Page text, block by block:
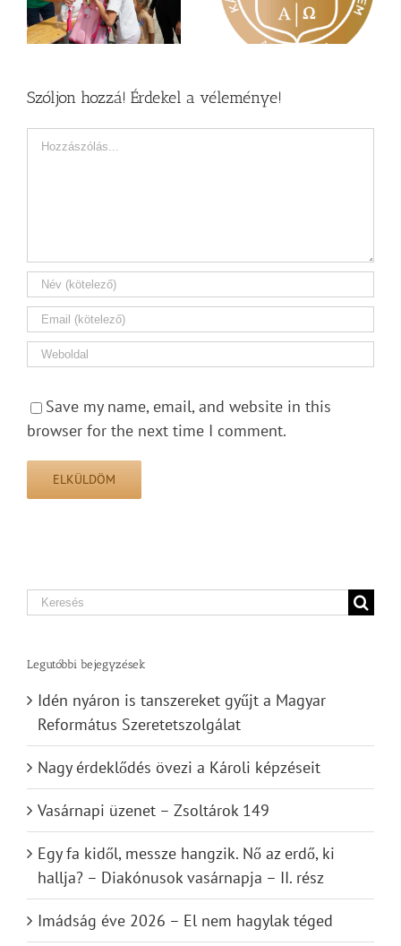
a Károli képzéseit
Zsoltárok 149
Szóljon hozzá! Érdekel a véleménye!
Hozzászólás
Save my name, email, and website in this
browser for the next time I comment.
Search
Legutóbbi bejegyzések
Idén nyáron is tanszereket gyűjt a Magyar
Református Szeretetszolgálat
Nagy érdeklődés övezi a Károli képzéseit
Vasárnapi üzenet – Zsoltárok 149
Egy fa kidől, messze hangzik. Nő az erdő, ki
hallja? – Diakónusok vasárnapja – II. rész
Imádság éve 2026 – El nem hagylak téged